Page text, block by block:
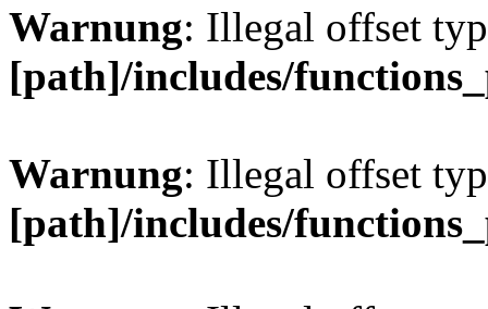
Warnung: Illegal offset
[path]/includes/
Warnung: Illegal offset
[path]/includes/